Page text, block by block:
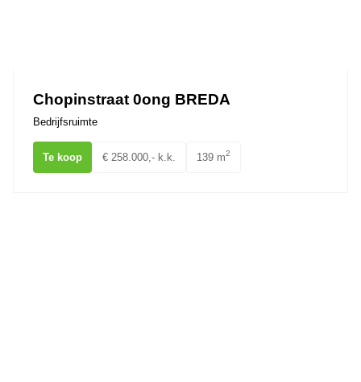
Chopinstraat 0ong BREDA
Bedrijfsruimte
Te koop € 258.000,- k.k. 139 m2